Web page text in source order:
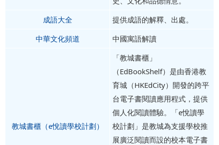
成語大全
提供成語的解釋、出處。
中華文化頻道
中國寓語解讀
教城書櫃（e悅讀學校計劃）
「教城書櫃」
（EdBookShelf）是由香港教
育城（HKEdCity）開發的跨平
台電子書閱讀應用程式，提供
個人化閱讀體驗。「e悅讀學
校計劃」是教城為支援學校推
展廣泛閱讀而設的校本電子書